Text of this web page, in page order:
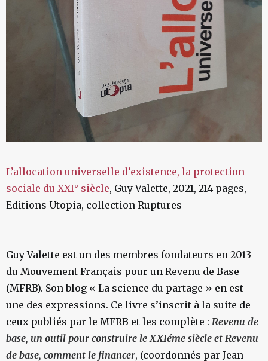
L’allocation universelle d’existence, la protection
sociale du XXI° siècle, Guy Valette, 2021, 214 pages,
Editions Utopia, collection Ruptures
Guy Valette est un des membres fondateurs en 2013
du Mouvement Français pour un Revenu de Base
(MFRB). Son blog « La science du partage » en est
une des expressions. Ce livre s’inscrit à la suite de
ceux publiés par le MFRB et les complète : Revenu de
base, un outil pour construire le XXIéme siècle et Revenu
de base, comment le financer, (coordonnés par Jean